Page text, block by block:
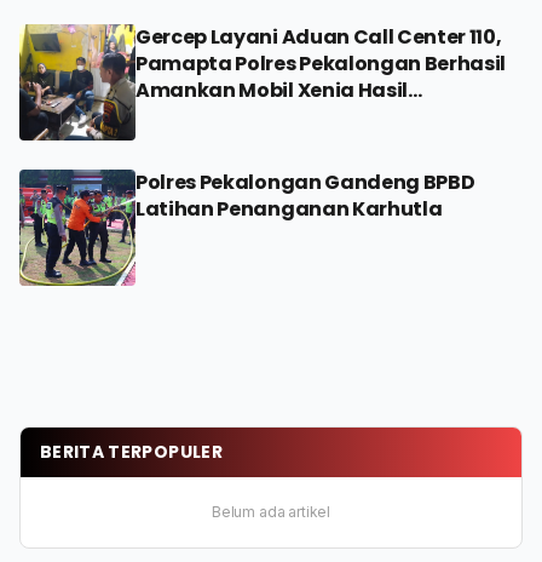
Gercep Layani Aduan Call Center 110,
Pamapta Polres Pekalongan Berhasil
Amankan Mobil Xenia Hasil
Polres Pekalongan Gandeng BPBD
Latihan Penanganan Karhutla
BERITA TERPOPULER
Belum ada artikel